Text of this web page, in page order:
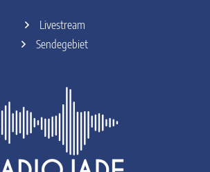
Livestream
Sendegebiet